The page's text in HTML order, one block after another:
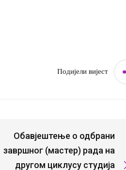
Подијели вијест
Обавјештење о одбрани
завршног (мастер) рада на
другом циклусу студија